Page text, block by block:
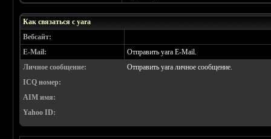
Как связаться с yara
Вебсайт:
E-Mail:
Отправить yara E-Mail.
Личное сообщение:
Отправить yara личное сообщение.
ICQ номер:
AIM имя:
Yahoo ID: